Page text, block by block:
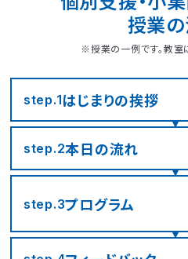
授業
※授業の一例です。教室
step.1はじまりの挨拶
step.2本日の流れ
step.3プログラム